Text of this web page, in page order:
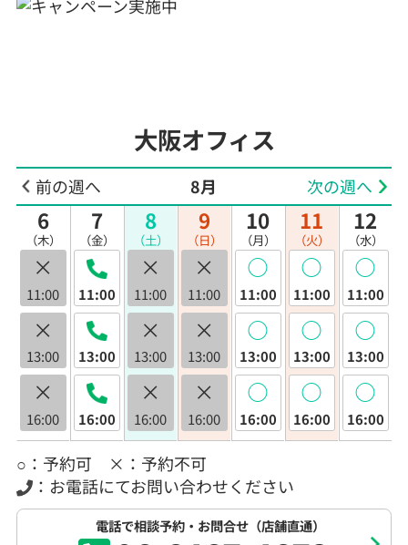
大阪オフィス
前の週へ 8月 次の週へ
6
（木）
×
11:00
×
13:00
×
16:00
7
（金）
11:00
13:00
16:00
8
（土）
×
11:00
×
13:00
×
16:00
9
（日）
×
11:00
×
13:00
×
16:00
10
（月）
◯
11:00
◯
13:00
◯
16:00
11
（火）
◯
11:00
◯
13:00
◯
16:00
12
（水）
◯
11:00
◯
13:00
◯
16:00
○：予約可 ×：予約不可
：お電話にてお問い合わせください
電話で相談予約・お問合せ（店舗直通）